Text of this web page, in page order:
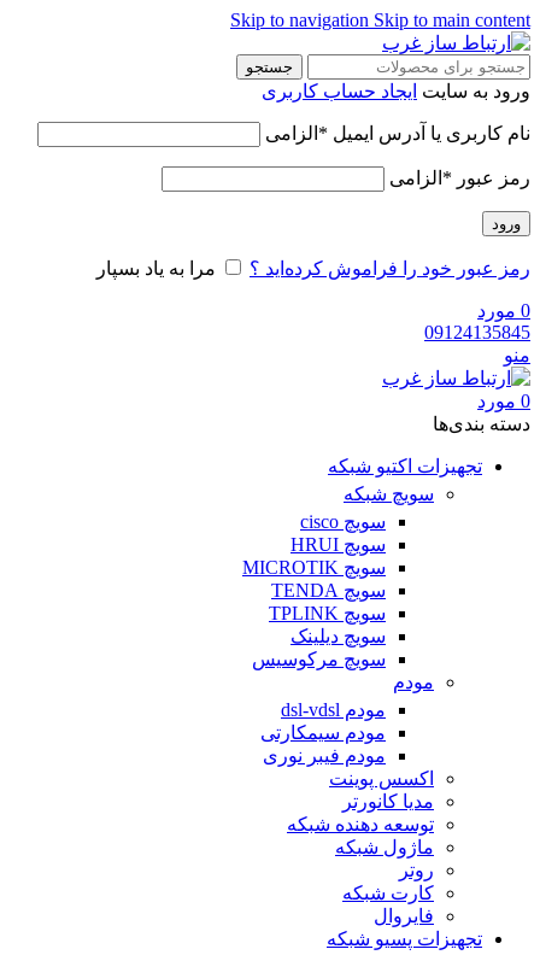
Skip to navigation Skip to main content
جستجو
ورود به سایت ایجاد حساب کاربری
نام کاربری یا آدرس ایمیل * الزامی
رمز عبور * الزامی
ورود
رمز عبور خود را فراموش کرده‌اید ؟ مرا به یاد بسپار
0 مورد
09124135845
منو
0 مورد
دسته‌ بندی‌ها
تجهیزات اکتیو شبکه
سویچ شبکه
سویچ cisco
سویچ HRUI
سویچ MICROTIK
سویچ TENDA
سویچ TPLINK
سویچ دیلینک
سویچ مرکوسیس
مودم
مودم dsl-vdsl
مودم سیمکارتی
مودم فیبر نوری
اکسس پوینت
مدیا کانورتر
توسعه دهنده شبکه
ماژول شبکه
روتر
کارت شبکه
فایروال
تجهیزات پسیو شبکه